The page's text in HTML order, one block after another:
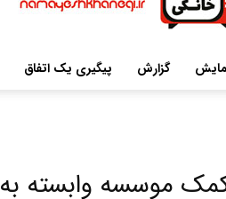
گزارش پیگیری یک اتفاق
آمد یا به کمک موسسه وابسته به